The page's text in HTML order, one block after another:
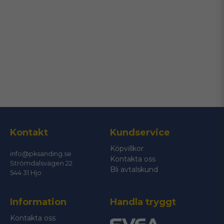
Ja, ni får publicera min fråga
Skicka fråga
Kontakt
info@pksanding.se
Strömdalsvägen 22
544 31 Hjo
Kundservice
Köpvillkor
Kontakta oss
Bli avtalskund
Information
Kontakta oss
Handla tryggt